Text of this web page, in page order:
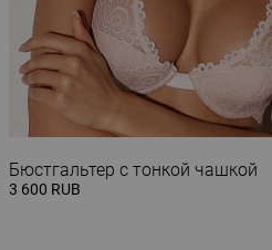
ОБРАЗ
Бюстгальтер с тонкой чашкой
3 600 RUB